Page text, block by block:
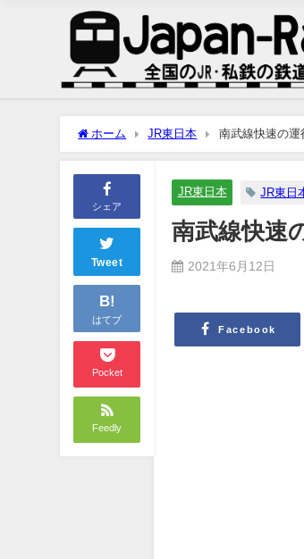
ホーム JR東日本 南武線快速の運
シェア
Tweet
B!
はてブ
Pocket
Feedly
JR東日本 JR東日
南武線快速
2021年6月12日
Facebook